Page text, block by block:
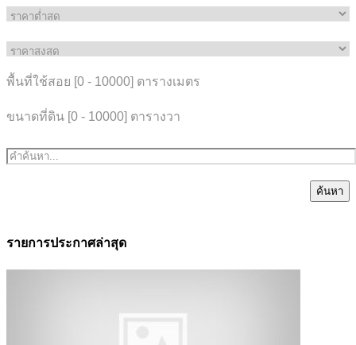
พื้นที่ใช้สอย [0 - 10000] ตารางเมตร
ขนาดที่ดิน [0 - 10000] ตารางวา
ค้นหา
รายการประกาศล่าสุด